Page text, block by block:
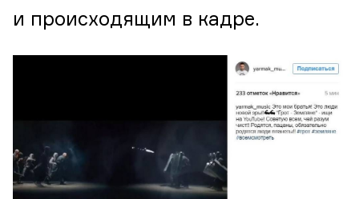
и происходящим в кадре.